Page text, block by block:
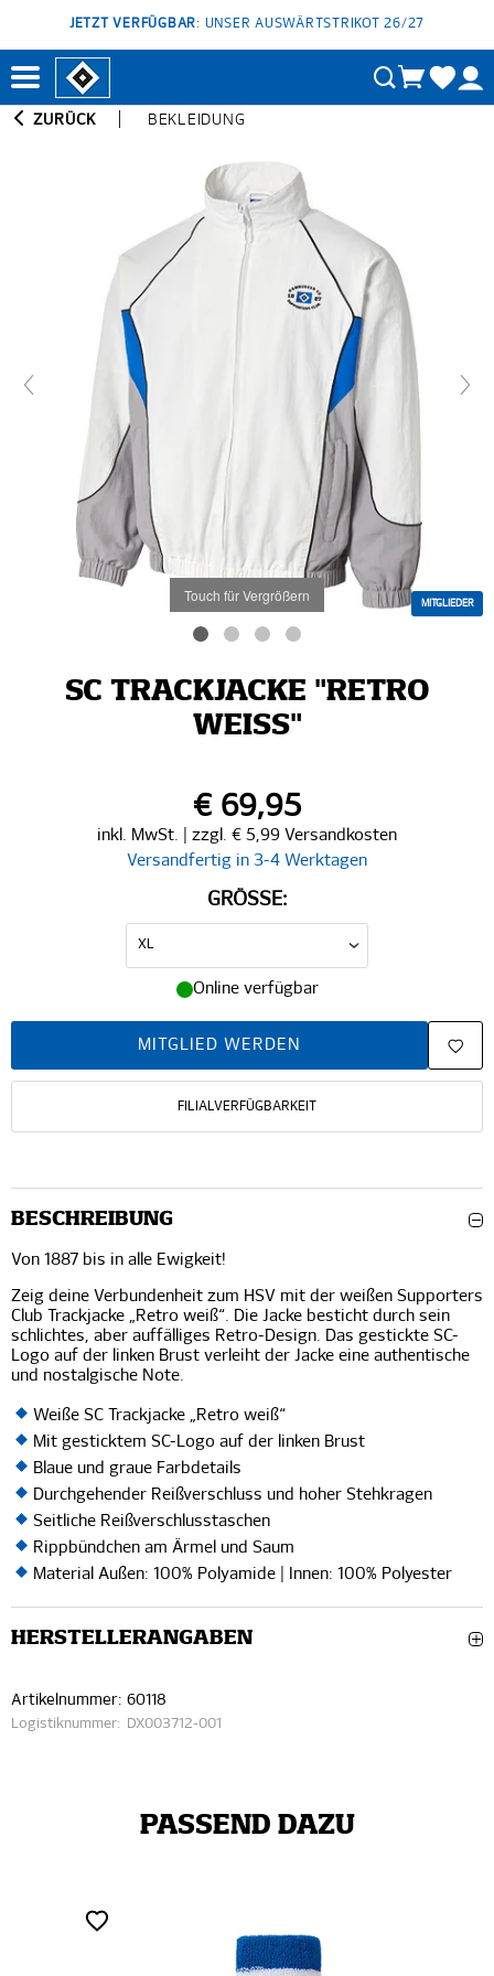
JETZT VERFÜGBAR: UNSER AUSWÄRTSTRIKOT 26/27
ZURÜCK BEKLEIDUNG
Touch für Vergrößern MITGLIEDER
SC TRACKJACKE "RETRO
WEISS"
€ 69,95
inkl. MwSt. | zzgl. € 5,99 Versandkosten
Versandfertig in 3-4 Werktagen
GRÖSSE:
Online verfügbar
MITGLIED WERDEN
FILIALVERFÜGBARKEIT
BESCHREIBUNG
Von 1887 bis in alle Ewigkeit!
Zeig deine Verbundenheit zum HSV mit der weißen Supporters
Club Trackjacke „Retro weiß“. Die Jacke besticht durch sein
schlichtes, aber auffälliges Retro-Design. Das gestickte SC-
Logo auf der linken Brust verleiht der Jacke eine authentische
und nostalgische Note.
Weiße SC Trackjacke „Retro weiß“
Mit gesticktem SC-Logo auf der linken Brust
Blaue und graue Farbdetails
Durchgehender Reißverschluss und hoher Stehkragen
Seitliche Reißverschlusstaschen
Rippbündchen am Ärmel und Saum
Material Außen: 100% Polyamide | Innen: 100% Polyester
HERSTELLERANGABEN
Artikelnummer: 60118
Logistiknummer: DX003712-001
PASSEND DAZU